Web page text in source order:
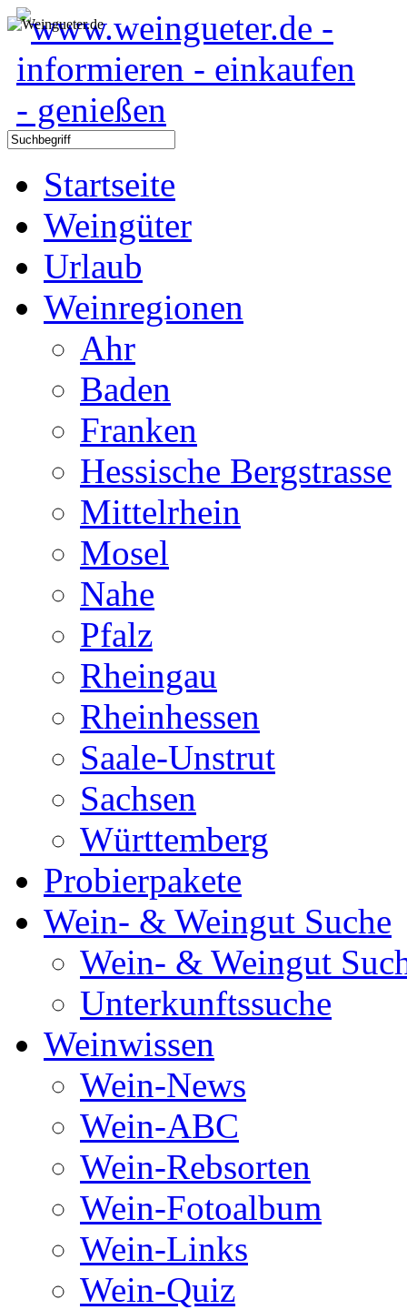
Startseite
Weingüter
Urlaub
Weinregionen
Ahr
Baden
Franken
Hessische Bergstrasse
Mittelrhein
Mosel
Nahe
Pfalz
Rheingau
Rheinhessen
Saale-Unstrut
Sachsen
Württemberg
Probierpakete
Wein- & Weingut Suche
Wein- & Weingut
Unterkunftssuche
Weinwissen
Wein-News
Wein-ABC
Wein-Rebsorten
Wein-Fotoalbum
Wein-Links
Wein-Quiz